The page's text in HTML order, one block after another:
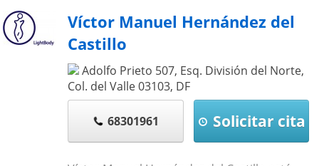
Víctor Manuel Hernández del
Castillo
Adolfo Prieto 507, Esq. División del Norte,
Col. del Valle 03103, DF
68301961 Solicitar cita